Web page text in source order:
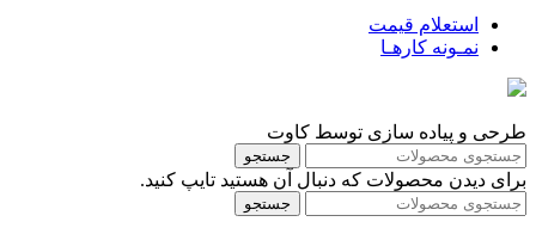
استعلام قیمت
نمـونه کارهـا
طرحی و پیاده سازی توسط کاوت
جستجو
برای دیدن محصولات که دنبال آن هستید تایپ کنید.
جستجو